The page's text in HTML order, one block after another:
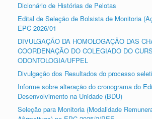
Dicionário de Histórias de Pelotas
Edital de Seleção de Bolsista de Monitoria
EPC 2026/01
DIVULGAÇÃO DA HOMOLOGAÇÃO DAS
COORDENAÇÃO DO COLEGIADO DO
ODONTOLOGIA/UFPEL
Divulgação dos Resultados do processo
Informe sobre alteração do cronograma do
Desenvolvimento na Unidade (BDU)
Seleção para Monitoria (Modalidade